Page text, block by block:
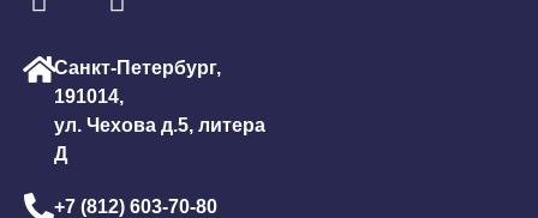
Санкт-Петербург,
191014,
ул. Чехова д.5, литера
Д
+7 (812) 603-70-80